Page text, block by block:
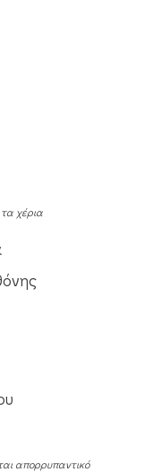
χέρια
απορρυπαντικό